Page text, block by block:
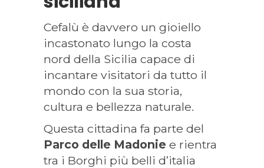
Cefalù è davvero un gioiello
incastonato lungo la costa
nord della Sicilia capace di
incantare visitatori da tutto il
mondo con la sua storia,
cultura e bellezza naturale.
Questa cittadina fa parte del
Parco delle Madonie e rientra
tra i Borghi più belli d’italia